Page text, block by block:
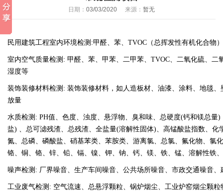
日期： 03/03/2020 来源： 暂无
民用建筑工程室内环境检测:甲醛、苯、TVOC（总挥发性有机化合物
室内空气质量检测: 甲醛、苯、甲苯、二甲苯、TVOC、二氧化硫、
湿度等
装饰装修材料检测: 装饰装修材料，如人造板材、油漆、涂料、地毯
放量
水质检测: PH值、色度、浊度、悬浮物、臭和味、总硬度(钙和镁总
盐) 、总可滤残渣、总残渣、全盐量(溶解性固体)、高锰酸盐指数、
氮、总磷、磷酸盐、硝基苯类、苯胺类、游离氯、总氯、氟化物、氯
铬、铜、铬、锌、铅、镉、镍、钾、钠、钙、镁、铁、锰、溶解性铁
噪声检测: 厂界噪音、生产车间噪音、公共场所噪音、市政交通噪音、
工业废气检测: 空气流速、总悬浮颗粒、锅炉烟尘、工业炉窑烟尘颗